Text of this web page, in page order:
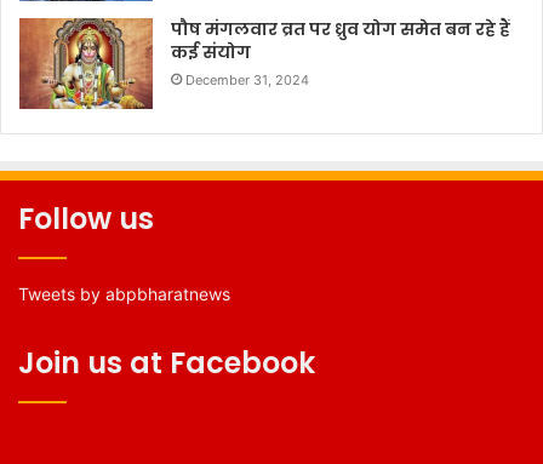
पौष मंगलवार व्रत पर ध्रुव योग समेत बन रहे हैं
कई संयोग
December 31, 2024
Follow us
Tweets by abpbharatnews
Join us at Facebook